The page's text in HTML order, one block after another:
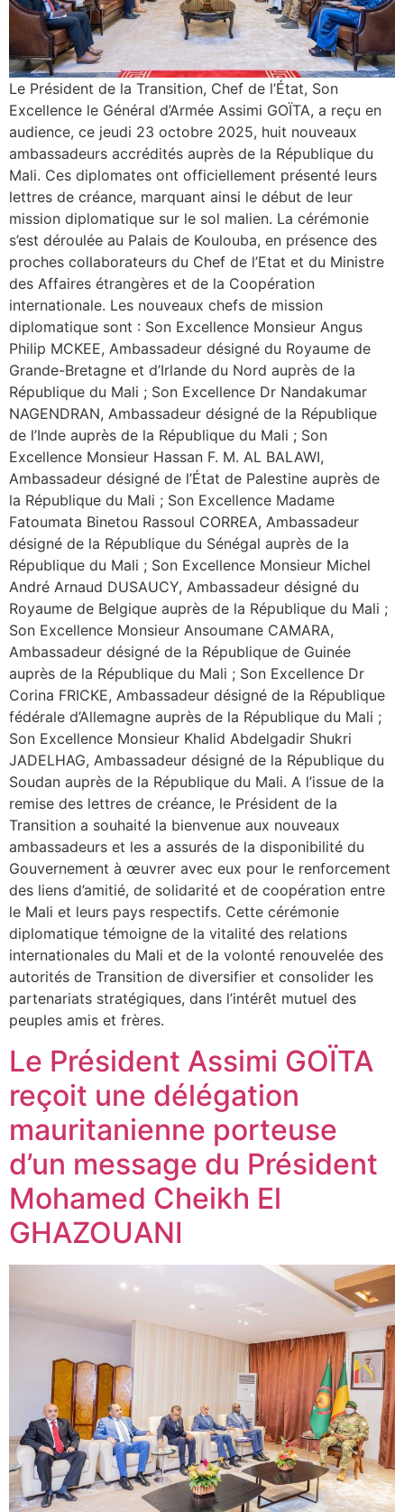
Le Président de la Transition, Chef de l’État, Son
Excellence le Général d’Armée Assimi GOÏTA, a reçu en
audience, ce jeudi 23 octobre 2025, huit nouveaux
ambassadeurs accrédités auprès de la République du
Mali. Ces diplomates ont officiellement présenté leurs
lettres de créance, marquant ainsi le début de leur
mission diplomatique sur le sol malien. La cérémonie
s’est déroulée au Palais de Koulouba, en présence des
proches collaborateurs du Chef de l’Etat et du Ministre
des Affaires étrangères et de la Coopération
internationale. Les nouveaux chefs de mission
diplomatique sont : Son Excellence Monsieur Angus
Philip MCKEE, Ambassadeur désigné du Royaume de
Grande-Bretagne et d’Irlande du Nord auprès de la
République du Mali ; Son Excellence Dr Nandakumar
NAGENDRAN, Ambassadeur désigné de la République
de l’Inde auprès de la République du Mali ; Son
Excellence Monsieur Hassan F. M. AL BALAWI,
Ambassadeur désigné de l’État de Palestine auprès de
la République du Mali ; Son Excellence Madame
Fatoumata Binetou Rassoul CORREA, Ambassadeur
désigné de la République du Sénégal auprès de la
République du Mali ; Son Excellence Monsieur Michel
André Arnaud DUSAUCY, Ambassadeur désigné du
Royaume de Belgique auprès de la République du Mali ;
Son Excellence Monsieur Ansoumane CAMARA,
Ambassadeur désigné de la République de Guinée
auprès de la République du Mali ; Son Excellence Dr
Corina FRICKE, Ambassadeur désigné de la République
fédérale d’Allemagne auprès de la République du Mali ;
Son Excellence Monsieur Khalid Abdelgadir Shukri
JADELHAG, Ambassadeur désigné de la République du
Soudan auprès de la République du Mali. A l’issue de la
remise des lettres de créance, le Président de la
Transition a souhaité la bienvenue aux nouveaux
ambassadeurs et les a assurés de la disponibilité du
Gouvernement à œuvrer avec eux pour le renforcement
des liens d’amitié, de solidarité et de coopération entre
le Mali et leurs pays respectifs. Cette cérémonie
diplomatique témoigne de la vitalité des relations
internationales du Mali et de la volonté renouvelée des
autorités de Transition de diversifier et consolider les
partenariats stratégiques, dans l’intérêt mutuel des
peuples amis et frères.
Le Président Assimi GOÏTA
reçoit une délégation
mauritanienne porteuse
d’un message du Président
Mohamed Cheikh El
GHAZOUANI